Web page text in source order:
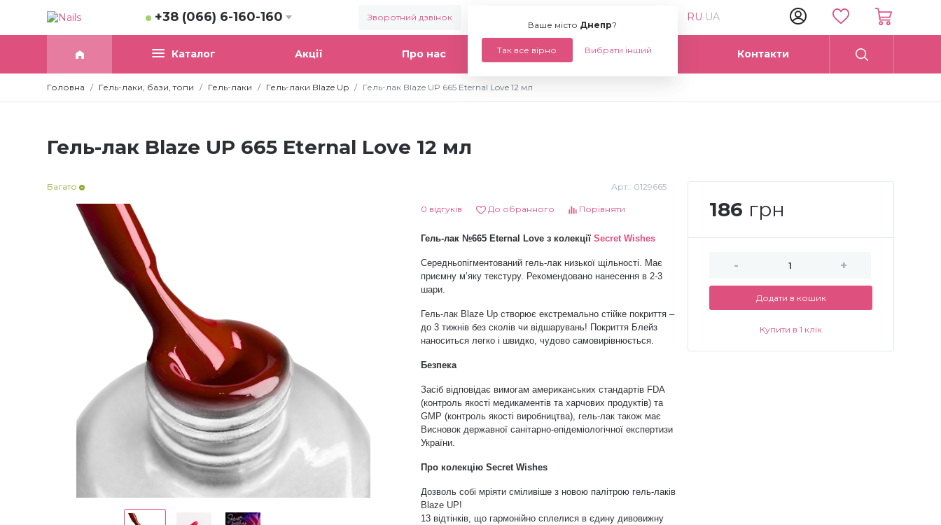
+38 (066) 6-160-160 Зворотний дзвінок
Ваше місто Днепр?
Так все вірно Вибрати інший
RU UA
Каталог Акції Про нас Статті Опт Контакти
Головна Гель-лаки, бази, топи Гель-лаки Гель-лаки Blaze Up Гель-лак Blaze UP 665 Eternal Love 12 мл
Гель-лак Blaze UP 665 Eternal Love 12 мл
Багато Арт.: 0129665
0 відгуків До обранного Порівняти
Гель-лак №665 Eternal Love з колекції Secret Wishes
Середньопігментований гель-лак низької щільності. Має
приємну м’яку текстуру. Рекомендовано нанесення в 2-3
шари.
Гель-лак Blaze Up створює екстремально стійке покриття –
до 3 тижнів без сколів чи відшарувань! Покриття Блейз
наноситься легко і швидко, чудово самовирівнюється.
Безпека
Засіб відповідає вимогам американських стандартів FDA
(контроль якості медикаментів та харчових продуктів) та
GMP (контроль якості виробництва), гель-лак також має
Висновок державної санітарно-епідеміологічної експертизи
України.
Про колекцію Secret Wishes
Дозволь собі мріяти сміливіше з новою палітрою гель-лаків
Blaze UP!
13 відтінків, що гармонійно сплелися в єдину дивовижну
186 грн
- +
Додати в кошик
Купити в 1 клік